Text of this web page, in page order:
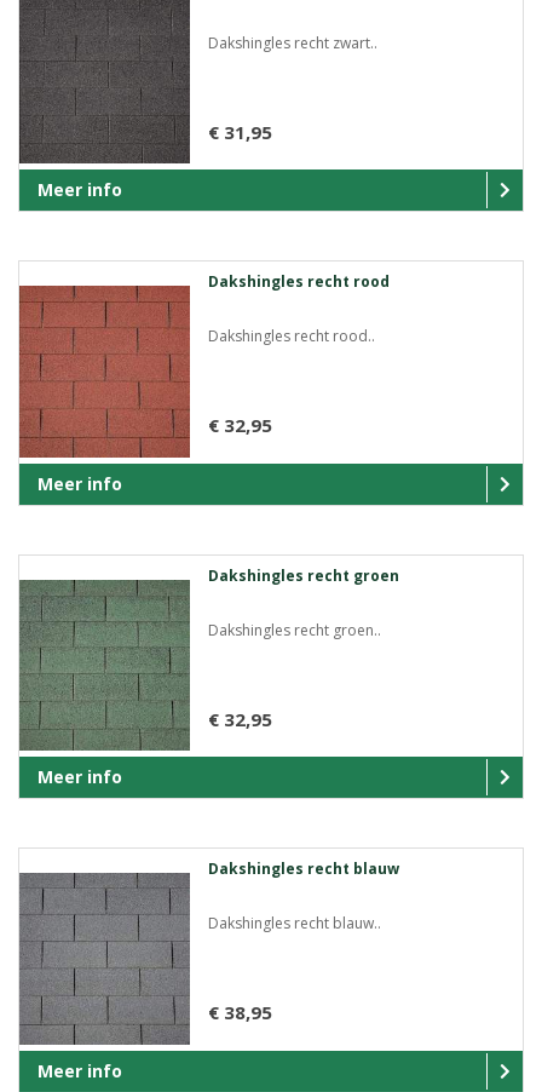
Dakshingles recht zwart..
€ 31,95
Meer info
Dakshingles recht rood
Dakshingles recht rood..
€ 32,95
Meer info
Dakshingles recht groen
Dakshingles recht groen..
€ 32,95
Meer info
Dakshingles recht blauw
Dakshingles recht blauw..
€ 38,95
Meer info